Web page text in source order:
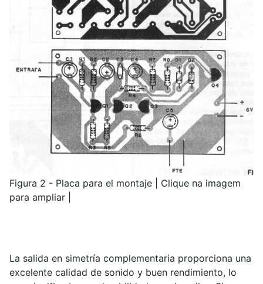
Figura 2 - Placa para el montaje | Clique na imagem
para ampliar |
La salida en simetría complementaria proporciona una
excelente calidad de sonido y buen rendimiento, lo